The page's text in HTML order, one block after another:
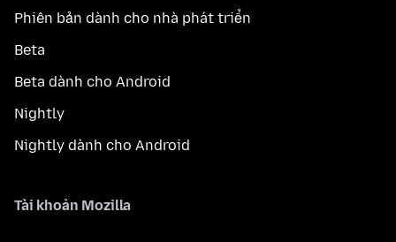
Phiên bản dành cho nhà phát triển
Beta
Beta dành cho Android
Nightly
Nightly dành cho Android
Tài khoản Mozilla